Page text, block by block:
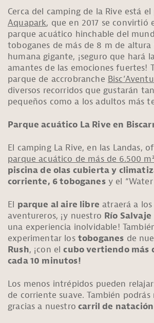
Cerca del camping de la Rive está el
Aquapark, que en 2017 se convirtió
parque acuático hinchable del
toboganes de más de 8 m de
humana gigante, ¡seguro que hará
amantes de las emociones fuertes!
parque de accrobranche
diversos recorridos que gustarán
pequeños como a los adultos más
Parque acuático La Rive en
El camping La Rive, en las Landas,
parque acuático de más de 6.500 m²
piscina de olas cubierta y
corriente, 6 toboganesy el “Water
El parque al aire libre atraerá a
aventureros, ¡y nuestro Río Salvaje
una experiencia inolvidable!
experimentar los toboganes de
Rush, ¡con elcubo vertiendo más
cada 10 minutos!
Los menos intrépidos pueden
de corriente suave. También
gracias a nuestro carril de